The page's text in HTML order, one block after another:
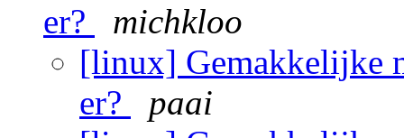
er?
michkloo
[linux] Gemakkelijke
er?
paai